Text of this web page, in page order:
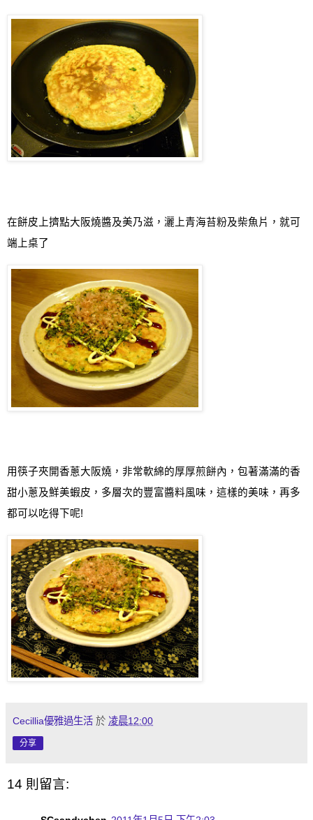
在餅皮上擠點大阪燒醬及美乃滋，灑上青海苔粉及柴魚片，就可
端上桌了
用筷子夾開香蔥大阪燒，非常軟綿的厚厚煎餅內，包著滿滿的香
甜小蔥及鮮美蝦皮，多層次的豐富醬料風味，這樣的美味，再多
都可以吃得下呢!
Cecillia優雅過生活 於 凌晨12:00
分享
14 則留言: